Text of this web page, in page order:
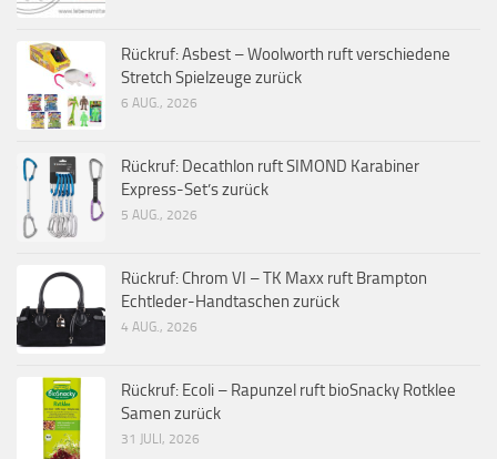
Rückruf: Asbest – Woolworth ruft verschiedene
Stretch Spielzeuge zurück
6 AUG., 2026
Rückruf: Decathlon ruft SIMOND Karabiner
Express-Set’s zurück
5 AUG., 2026
Rückruf: Chrom VI – TK Maxx ruft Brampton
Echtleder-Handtaschen zurück
4 AUG., 2026
Rückruf: Ecoli – Rapunzel ruft bioSnacky Rotklee
Samen zurück
31 JULI, 2026